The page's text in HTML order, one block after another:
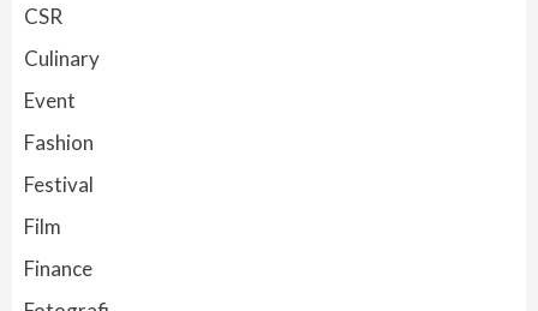
CSR
Culinary
Event
Fashion
Festival
Film
Finance